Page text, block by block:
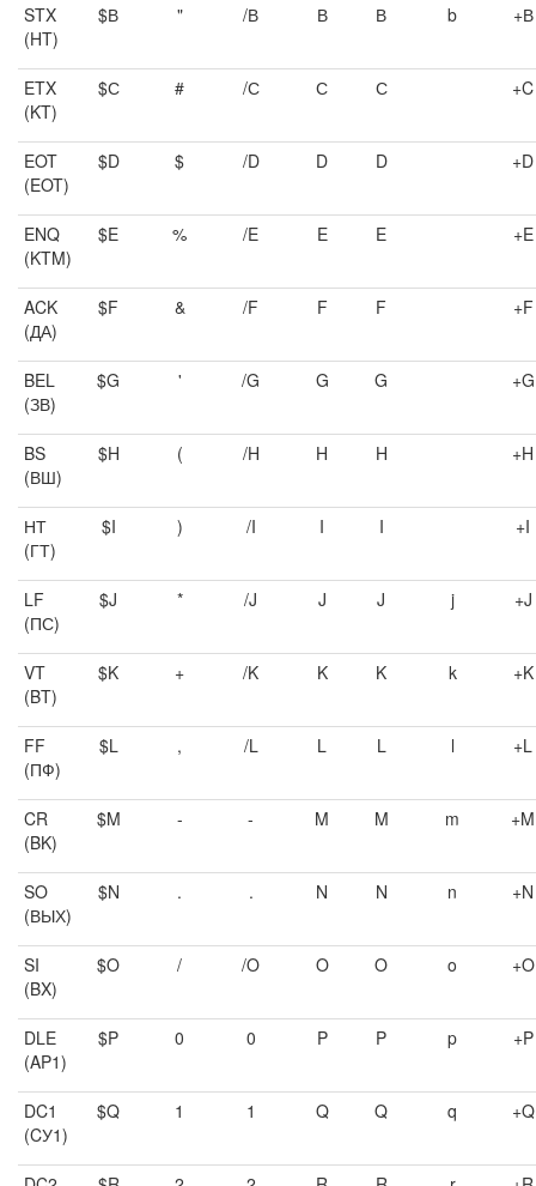
STX
(HT)
$В " /В В В b +В
ETX
(KT)
$С # /С С С +C
EOT
(EOT)
$D $ /D D D +D
ENQ
(KTM)
$E % /E E E +E
ACK
(ДА)
$F & /F F F +F
BEL
(ЗВ)
$G ' /G G G +G
BS
(ВШ)
$H ( /H H H +H
НТ
(ГТ)
$I ) /I I I +I
LF
(ПС)
$J * /J J J j +J
VT
(BT)
$K + /K K K k +K
FF
(ПФ)
$L , /L L L l +L
CR
(BK)
$M - - M M m +M
SO
(ВЫХ)
$N . . N N n +N
SI
(BX)
$O / /O O O o +O
DLE
(AP1)
$P 0 0 P P p +P
DC1
(CУ1)
$Q 1 1 Q Q q +Q